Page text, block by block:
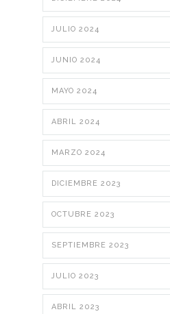
JULIO 2024
JUNIO 2024
MAYO 2024
ABRIL 2024
MARZO 2024
DICIEMBRE 2023
OCTUBRE 2023
SEPTIEMBRE 2023
JULIO 2023
ABRIL 2023